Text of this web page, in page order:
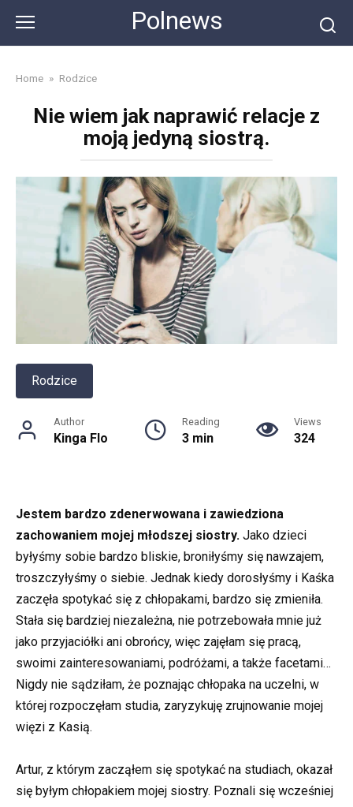
content
Polnews
Home » Rodzice
Nie wiem jak naprawić relacje z
moją jedyną siostrą.
Rodzice
Author
Kinga Flo
Reading
3 min
Views
324
Jestem bardzo zdenerwowana i zawiedziona
zachowaniem mojej młodszej siostry. Jako dzieci
byłyśmy sobie bardzo bliskie, broniłyśmy się nawzajem,
troszczyłyśmy o siebie. Jednak kiedy dorosłyśmy i Kaśka
zaczęła spotykać się z chłopakami, bardzo się zmieniła.
Stała się bardziej niezależna, nie potrzebowała mnie już
jako przyjaciółki ani obrońcy, więc zajęłam się pracą,
swoimi zainteresowaniami, podróżami, a także facetami…
Nigdy nie sądziłam, że poznając chłopaka na uczelni, w
której rozpoczęłam studia, zaryzykuję zrujnowanie mojej
więzi z Kasią.
Artur, z którym zacząłem się spotykać na studiach, okazał
się byłym chłopakiem mojej siostry. Poznali się wcześniej